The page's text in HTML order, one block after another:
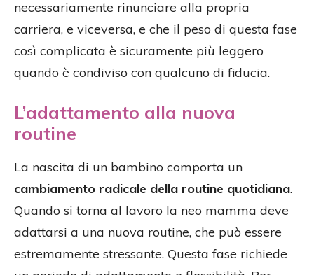
necessariamente rinunciare alla propria
carriera, e viceversa, e che il peso di questa fase
così complicata è sicuramente più leggero
quando è condiviso con qualcuno di fiducia.
L’adattamento alla nuova
routine
La nascita di un bambino comporta un
cambiamento radicale della routine quotidiana.
Quando si torna al lavoro la neo mamma deve
adattarsi a una nuova routine, che può essere
estremamente stressante. Questa fase richiede